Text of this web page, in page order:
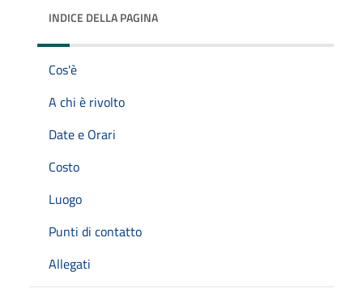
INDICE DELLA PAGINA
Cos'è
A chi è rivolto
Date e Orari
Costo
Luogo
Punti di contatto
Allegati